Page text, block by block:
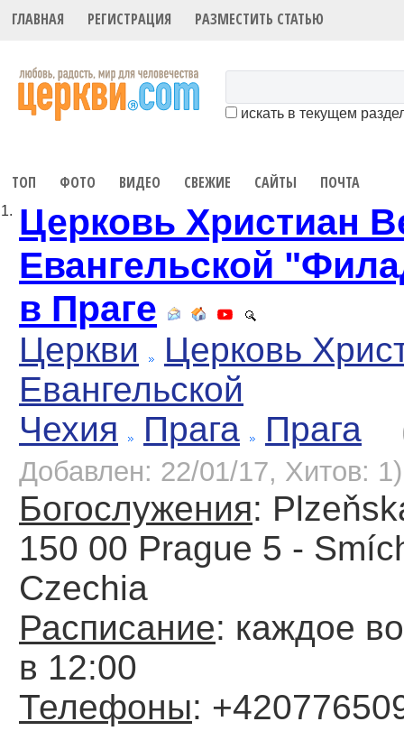
ГЛАВНАЯ РЕГИСТРАЦИЯ РАЗМЕСТИТЬ СТАТЬЮ
искать в текущем
ТОП ФОТО ВИДЕО СВЕЖИЕ САЙТЫ ПОЧТА
1. Церковь Христиан
Евангельской
в Праге
Церкви
Церковь
Евангельской
Чехия
Прага Прага
Добавлен: 22/01/17, Хитов: 1)
Богослужения:
150 00 Prague 5 -
Czechia
Расписание: каждое
в 12:00
Телефоны: